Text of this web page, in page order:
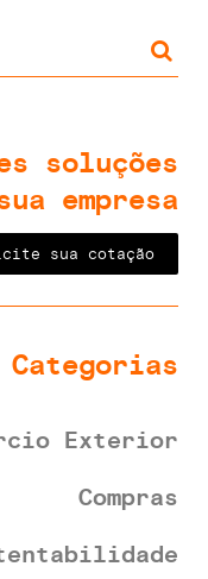
soluções
empresa
sua cotação
Categorias
Exterior
Compras